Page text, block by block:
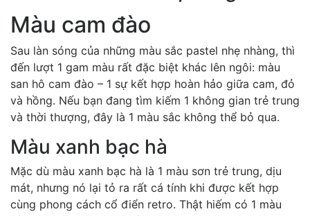
Màu cam đào
Sau làn sóng của những màu sắc pastel nhẹ nhàng, thì
đến lượt 1 gam màu rất đặc biệt khác lên ngôi: màu
san hô cam đào – 1 sự kết hợp hoàn hảo giữa cam, đỏ
và hồng. Nếu bạn đang tìm kiếm 1 không gian trẻ trung
và thời thượng, đây là 1 màu sắc không thể bỏ qua.
Màu xanh bạc hà
Mặc dù màu xanh bạc hà là 1 màu sơn trẻ trung, dịu
mát, nhưng nó lại tỏ ra rất cá tính khi được kết hợp
cùng phong cách cổ điển retro. Thật hiếm có 1 màu